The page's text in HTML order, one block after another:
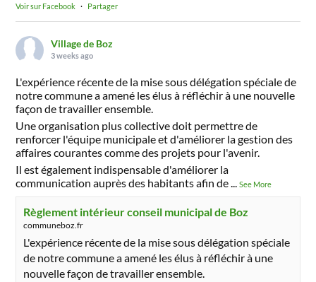
Voir sur Facebook · Partager
Village de Boz
3 weeks ago
L'expérience récente de la mise sous délégation spéciale de
notre commune a amené les élus à réfléchir à une nouvelle
façon de travailler ensemble.
Une organisation plus collective doit permettre de
renforcer l'équipe municipale et d'améliorer la gestion des
affaires courantes comme des projets pour l'avenir.
Il est également indispensable d'améliorer la
communication auprès des habitants afin de...See More
Règlement intérieur conseil municipal de Boz
communeboz.fr
L'expérience récente de la mise sous délégation spéciale
de notre commune a amené les élus à réfléchir à une
nouvelle façon de travailler ensemble.